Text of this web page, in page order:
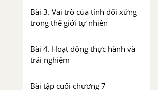
Bài 3. Vai trò của tính đối xứng
trong thế giới tự nhiên
Bài 4. Hoạt động thực hành và
trải nghiệm
Bài tập cuối chương 7